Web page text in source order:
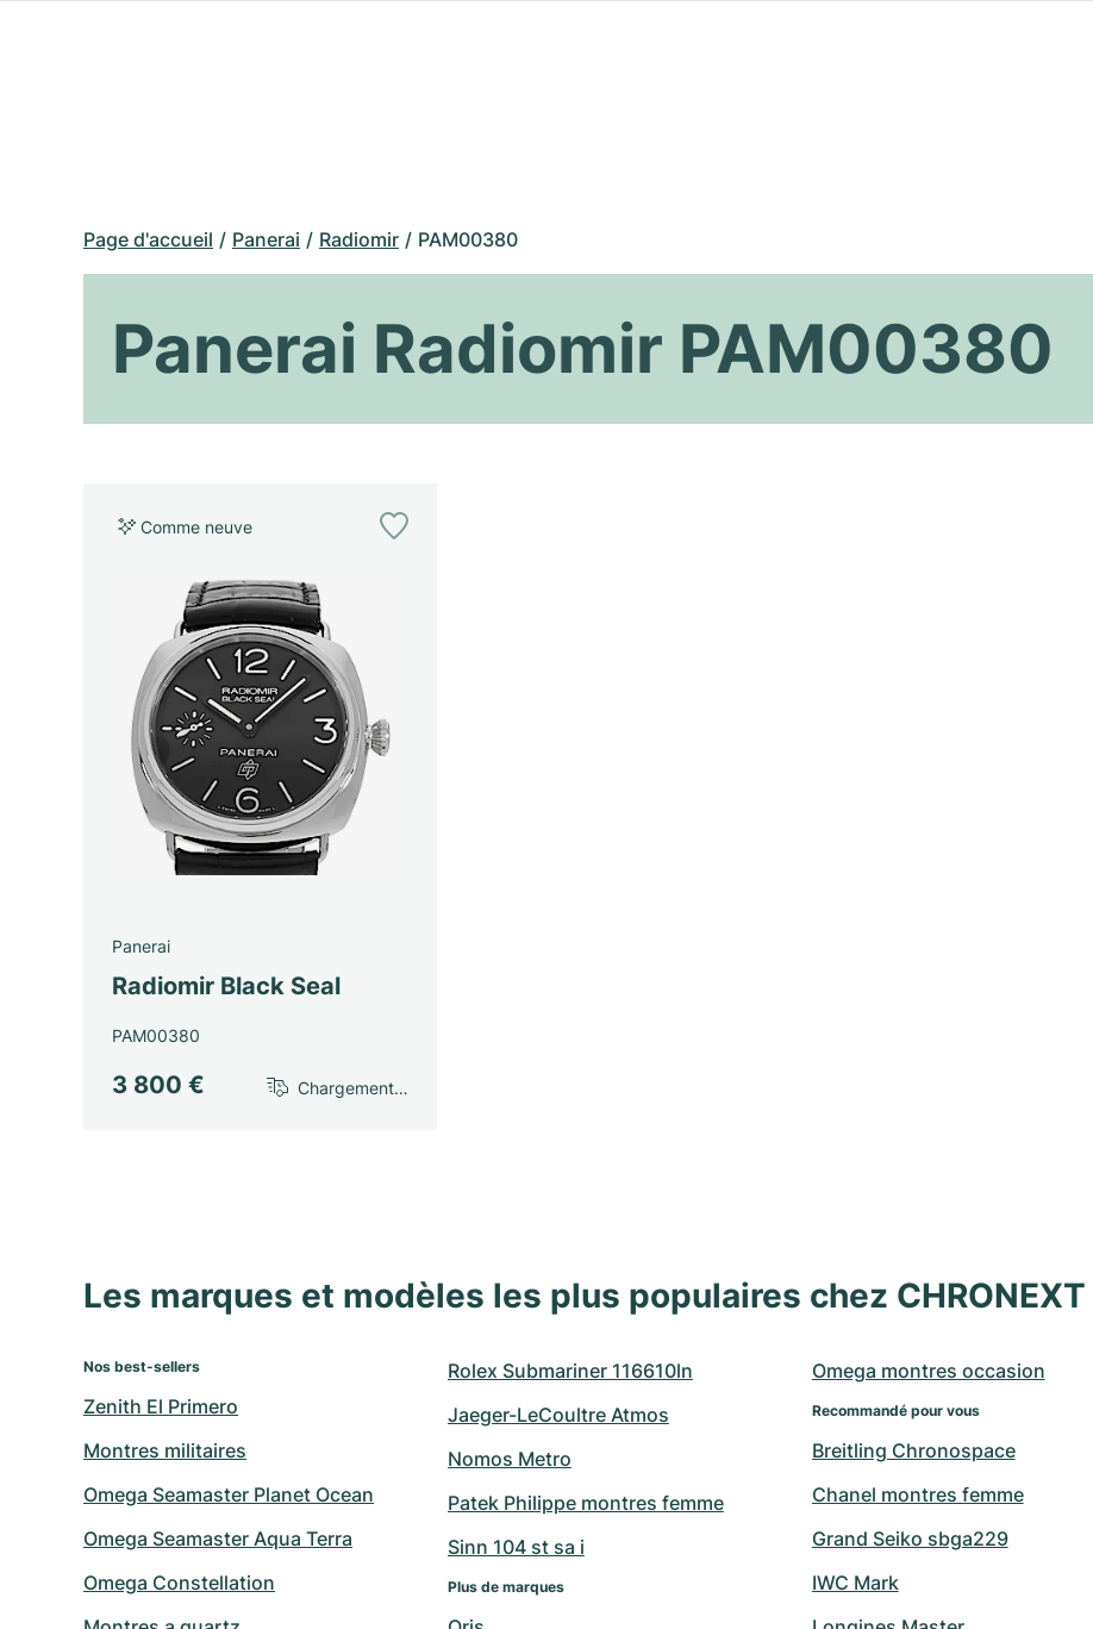
Page d'accueil Panerai Radiomir PAM00380
Panerai Radiomir PAM00380
Comme neuve
Panerai
Radiomir Black Seal
PAM00380
3 800 € Chargement…
Les marques et modèles les plus populaires chez CHRONEXT
Nos best-sellers
Zenith El Primero
Montres militaires
Omega Seamaster Planet Ocean
Omega Seamaster Aqua Terra
Omega Constellation
Rolex Submariner 116610ln
Jaeger-LeCoultre Atmos
Nomos Metro
Patek Philippe montres femme
Sinn 104 st sa i
Plus de marques
Omega montres occasion
Recommandé pour vous
Breitling Chronospace
Chanel montres femme
Grand Seiko sbga229
IWC Mark